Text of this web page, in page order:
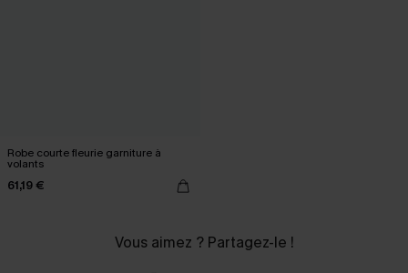
Robe courte fleurie garniture à
volants
61,19 €
Vous aimez ? Partagez-le !